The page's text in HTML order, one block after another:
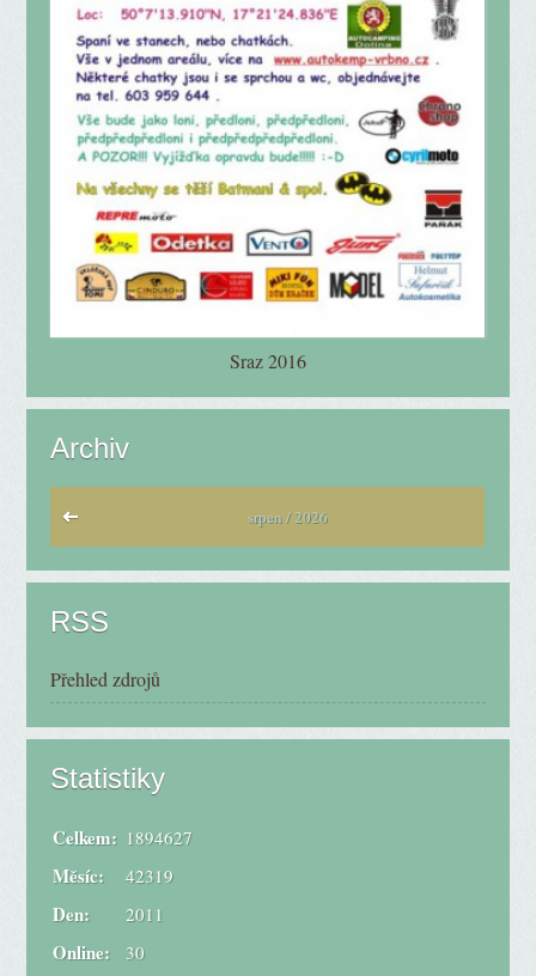
Sraz 2016
Archiv
srpen / 2026
RSS
Přehled zdrojů
Statistiky
Online: 30
Celkem: 1894627
Měsíc: 42319
Den: 2011